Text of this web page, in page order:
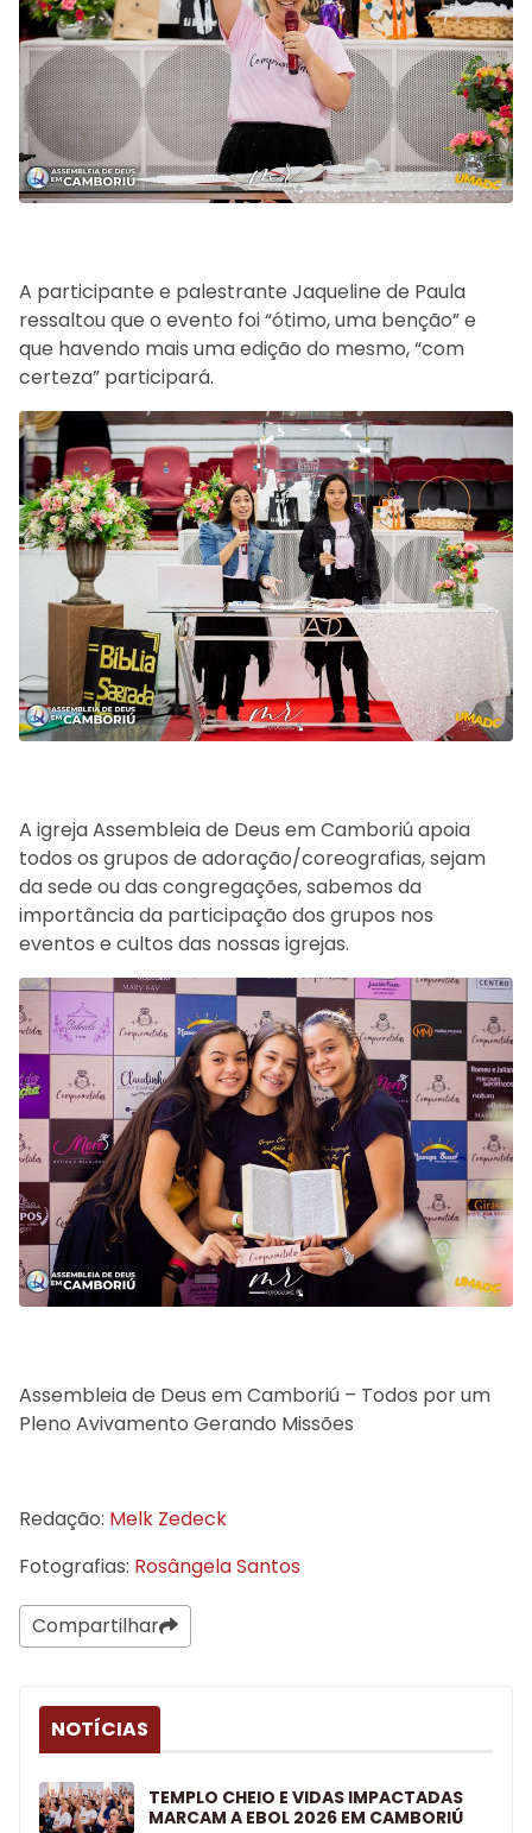
A participante e palestrante Jaqueline de Paula
ressaltou que o evento foi “ótimo, uma benção” e
que havendo mais uma edição do mesmo, “com
certeza” participará.
A igreja Assembleia de Deus em Camboriú apoia
todos os grupos de adoração/coreografias, sejam
da sede ou das congregações, sabemos da
importância da participação dos grupos nos
eventos e cultos das nossas igrejas.
Assembleia de Deus em Camboriú – Todos por um
Pleno Avivamento Gerando Missões
Redação: Melk Zedeck
Fotografias: Rosângela Santos
Compartilhar
NOTÍCIAS
TEMPLO CHEIO E VIDAS IMPACTADAS
MARCAM A EBOL 2026 EM CAMBORIÚ